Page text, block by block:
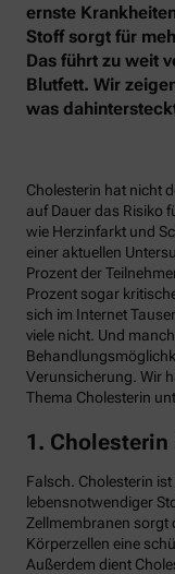
ernste
Stoff sorgt für
Das führt zu weit
Blutfett. Wir
was
Cholesterin hat nicht
auf Dauer das Risiko
wie Herzinfarkt und
einer aktuellen
Prozent der
Prozent sogar
sich im Internet
viele nicht. Und
Verunsicherung. Wir
Thema Cholesterin
1.
Falsch. Cholesterin
lebensnotwendiger
Zellmembranen sorgt
Körperzellen eine
Außerdem dient